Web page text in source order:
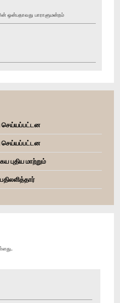
ஒன்பதாவது பாராளுமன்றம்
செய்யப்பட்டன
செய்யப்பட்டன
புதிய மாற்றும்